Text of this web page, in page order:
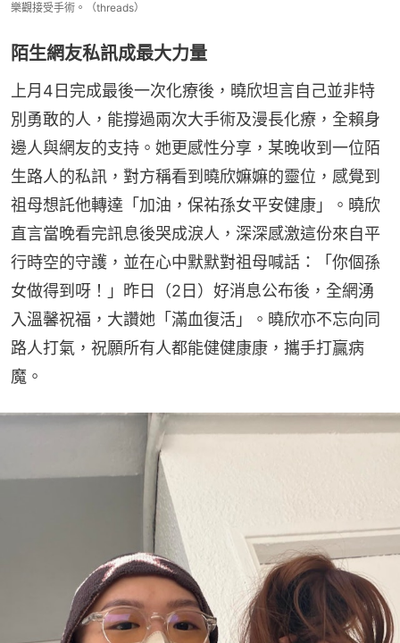
樂觀接受手術。（threads）
陌生網友私訊成最大力量
上月4日完成最後一次化療後，曉欣坦言自己並非特
別勇敢的人，能撐過兩次大手術及漫長化療，全賴身
邊人與網友的支持。她更感性分享，某晚收到一位陌
生路人的私訊，對方稱看到曉欣嫲嫲的靈位，感覺到
祖母想託他轉達「加油，保祐孫女平安健康」。曉欣
直言當晚看完訊息後哭成淚人，深深感激這份來自平
行時空的守護，並在心中默默對祖母喊話：「你個孫
女做得到呀！」昨日（2日）好消息公布後，全網湧
入溫馨祝福，大讚她「滿血復活」。曉欣亦不忘向同
路人打氣，祝願所有人都能健健康康，攜手打贏病
魔。